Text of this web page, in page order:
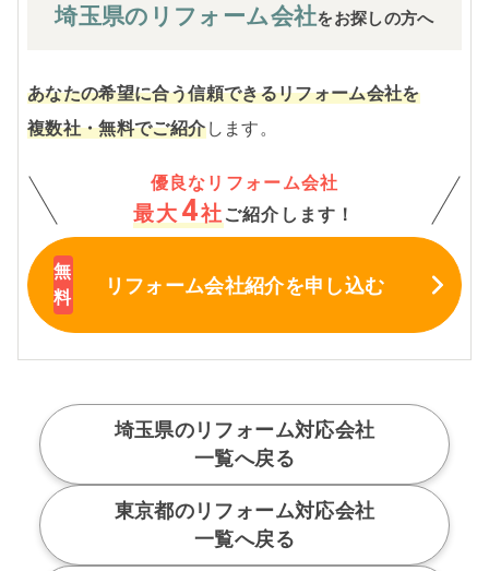
埼玉県の リフォーム会社をお探しの方へ
あなたの希望に合う信頼できるリフォーム会社を
複数社・無料でご紹介します。
優良なリフォーム会社
最大 4社 ご紹介します！
リフォーム会社紹介を申し込む
埼玉県のリフォーム対応会社
一覧へ戻る
東京都のリフォーム対応会社
一覧へ戻る